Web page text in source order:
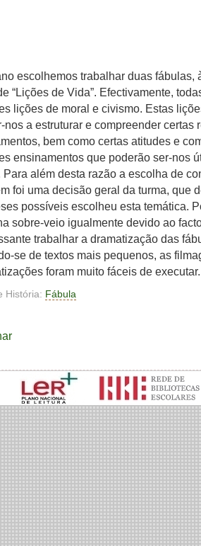
escolhemos trabalhar duas fábulas,
“Lições de Vida”. Efectivamente,
lições de moral e civismo. Estas
nos a estruturar e compreender certas
bem como certas atitudes e
ensinamentos que poderão ser-nos
Para além desta razão a escolha de
foi uma decisão geral da turma, que
possíveis escolheu esta temática.
sobre-veio igualmente devido ao
trabalhar a dramatização das
se de textos mais pequenos, as
foram muito fáceis de executar.
História: Fábula